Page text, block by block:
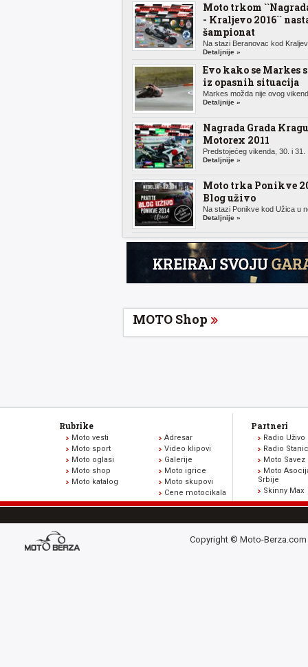
Moto trkom
- Kraljevo 2016``
šampionat
Na stazi Beranovac kod
Detaljnije »
Evo kako se Markes
iz opasnih situacija
Markes možda nije ovog
Detaljnije »
Nagrada Grada
Motorex 2011
Predstojećeg vikenda, 30. i 31.
Detaljnije »
Moto trka Ponikve
Blog uživo
Na stazi Ponikve kod Užica u
Detaljnije »
MOTO Shop
Rubrike
Moto vesti
Moto sport
Moto oglasi
Moto shop
Moto katalog
Adresar
Video klipovi
Galerije
Moto igrice
Moto skupovi
Cene motocikala
Partneri
Radio Uživo
Radio
Moto Savez
Moto
Srbije
Skinny Max
Copyright © Moto-Berza.com